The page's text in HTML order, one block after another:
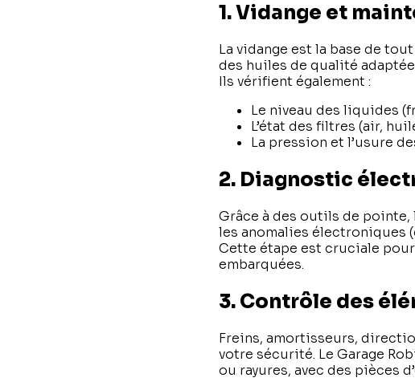
1. Vidange et
La vidange est la base de tout
des huiles de qualité
Ils vérifient également :
Le niveau des liquides
L’état des filtres (air,
La pression et l’usure
2. Diagnostic
Grâce à des outils de pointe,
les anomalies électroniques
Cette étape est cruciale
embarquées.
3. Contrôle des
Freins, amortisseurs,
votre sécurité. Le Garage
ou rayures, avec des pièces